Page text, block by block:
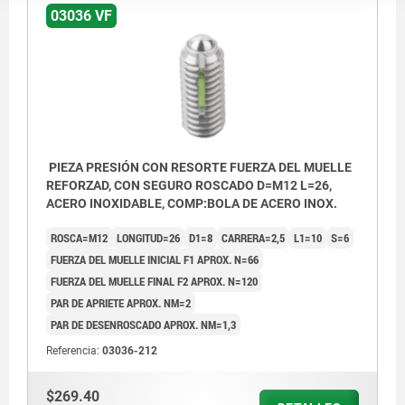
03036 VF
PIEZA PRESIÓN CON RESORTE FUERZA DEL MUELLE
REFORZAD, CON SEGURO ROSCADO D=M12 L=26,
ACERO INOXIDABLE, COMP:BOLA DE ACERO INOX.
ROSCA=M12 LONGITUD=26 D1=8 CARRERA=2,5 L1=10 S=6
FUERZA DEL MUELLE INICIAL F1 APROX. N=66
FUERZA DEL MUELLE FINAL F2 APROX. N=120
PAR DE APRIETE APROX. NM=2
PAR DE DESENROSCADO APROX. NM=1,3
Referencia: 03036-212
$269.40